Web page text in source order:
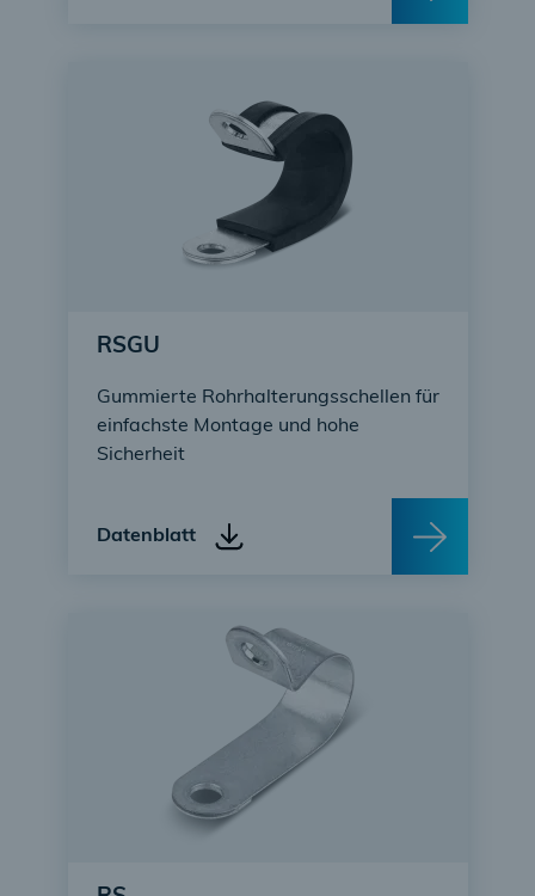
RSGU
Gummierte Rohrhalterungsschellen für
einfachste Montage und hohe
Sicherheit
Datenblatt